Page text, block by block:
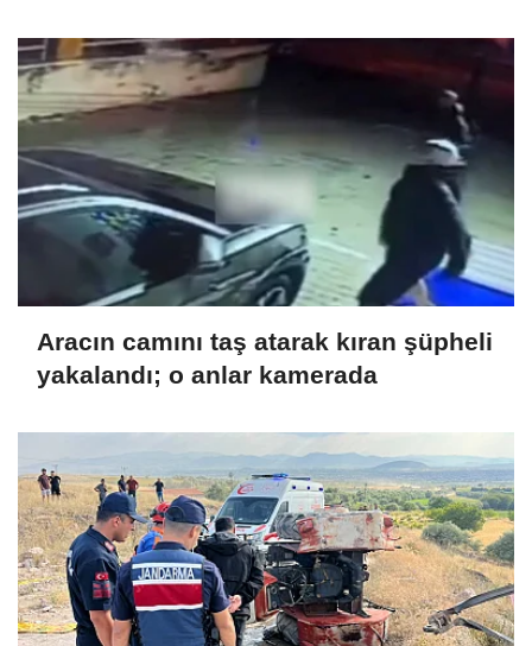
Aracın camını taş atarak kıran şüpheli
yakalandı; o anlar kamerada